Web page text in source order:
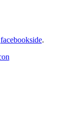
facebookside.